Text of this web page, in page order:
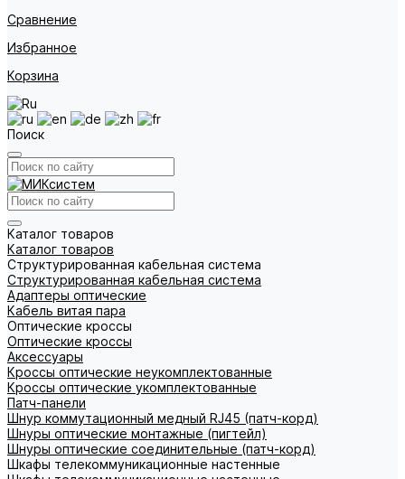
Сравнение
Избранное
Корзина
Поиск
Каталог товаров
Каталог товаров
Структурированная кабельная система
Структурированная кабельная система
Адаптеры оптические
Кабель витая пара
Оптические кроссы
Оптические кроссы
Аксессуары
Кроссы оптические неукомплектованные
Кроссы оптические укомплектованные
Патч-панели
Шнур коммутационный медный RJ45 (патч-корд)
Шнуры оптические монтажные (пигтейл)
Шнуры оптические соединительные (патч-корд)
Шкафы телекоммуникационные настенные